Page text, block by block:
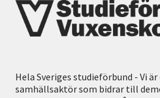
Hela Sveriges studieförbund - Vi
samhällsaktör som bidrar till